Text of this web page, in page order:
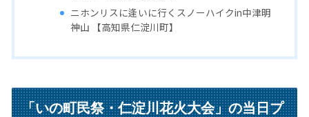
ニホンリスに逢いに行くスノーハイクin中津明
神山 【高知県仁淀川町】
「いの町民祭・仁淀川花火大会」の当日プ